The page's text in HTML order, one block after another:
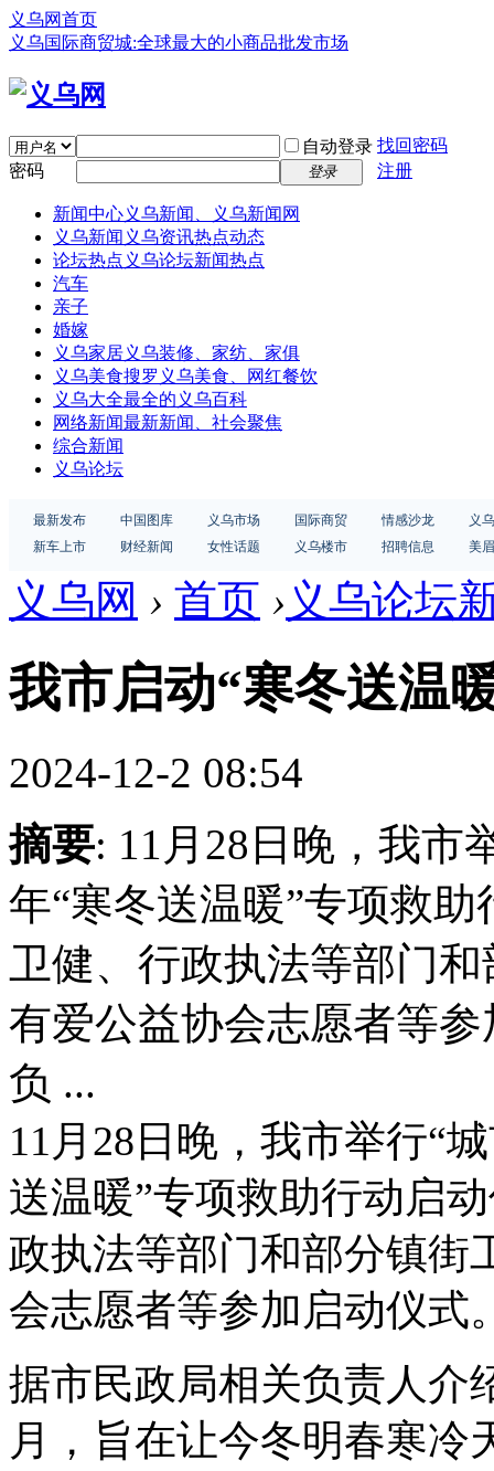
义乌网首页
义乌国际商贸城:全球最大的小商品批发市场
自动登录 找回密码
密码
登录 注册
新闻中心义乌新闻、义乌新闻网
义乌新闻 义乌资讯热点动态
论坛热点 义乌论坛新闻热点
汽车
亲子
婚嫁
义乌家居义乌装修、家纺、家俱
义乌美食搜罗义乌美食、网红餐饮
义乌大全最全的义乌百科
网络新闻最新新闻、社会聚焦
综合新闻
义乌论坛
最新发布 中国图库 义乌市场 国际商贸 情感沙龙
义
新车上市
财经新闻 女性话题 义乌楼市 招聘信息 美
义乌网 › 首页 › 义乌论坛
我市启动“寒冬送温
2024-12-2 08:54
摘要: 11月28日晚，我市
年“寒冬送温暖”专项救
卫健、行政执法等部门
有爱公益协会志愿者等
负 ...
11月28日晚，我市举行“
送温暖”专项救助行动启
政执法等部门和部分镇街
会志愿者等参加启动仪式
据市民政局相关负责人介
月，旨在让今冬明春寒冷